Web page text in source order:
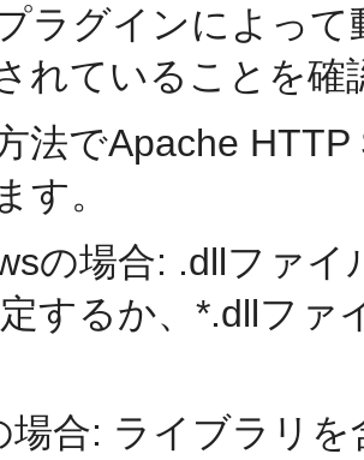
ラグインによっ
れていることを確
法でApache
す。
の場合: .dllファイ
するか、*.dllファ
場合: ライブラリ